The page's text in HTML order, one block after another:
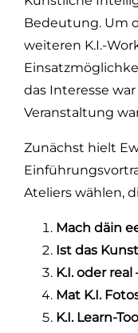
Bedeutung. Um
weiteren K.I.-
das Interesse
Veranstaltung
Zunächst hielt
Ateliers wählen,
Mach däin
Ist das
K.I. oder real
Mat K.I.
K.I. Learn-